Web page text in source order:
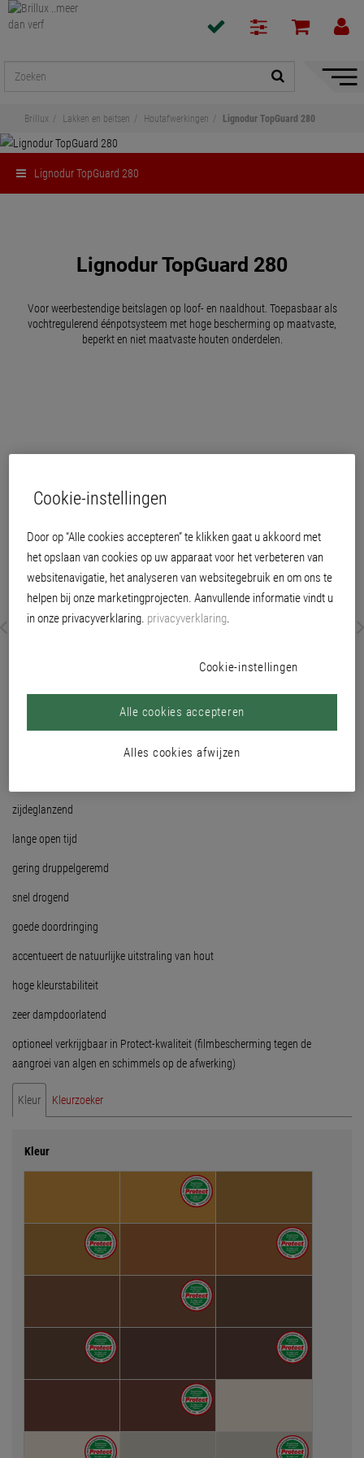
Brillux Lakken en beitsen Houtafwerkingen Lignodur TopGuard 280
Lignodur TopGuard 280
Lignodur TopGuard 280
Voor weerbestendige beitslagen op loof- en naaldhout. Toepasbaar als
vochtregulerend éénpotsysteem met hoge bescherming op maatvaste,
beperkt en niet maatvaste houten onderdelen.
moderne hybride bindmiddeltechnologie
zijdeglanzend
lange open tijd
gering druppelgeremd
snel drogend
goede doordringing
accentueert de natuurlijke uitstraling van hout
hoge kleurstabiliteit
zeer dampdoorlatend
optioneel verkrijgbaar in Protect-kwaliteit (filmbescherming tegen de
aangroei van algen en schimmels op de afwerking)
Kleur Kleurzoeker
Kleur
Cookie-instellingen
Door op “Alle cookies accepteren” te klikken gaat u akkoord met
het opslaan van cookies op uw apparaat voor het verbeteren van
websitenavigatie, het analyseren van websitegebruik en om ons te
helpen bij onze marketingprojecten. Aanvullende informatie vindt u
in onze privacyverklaring. privacyverklaring.
Cookie-instellingen
Alles cookies afwijzen
Alle cookies accepteren